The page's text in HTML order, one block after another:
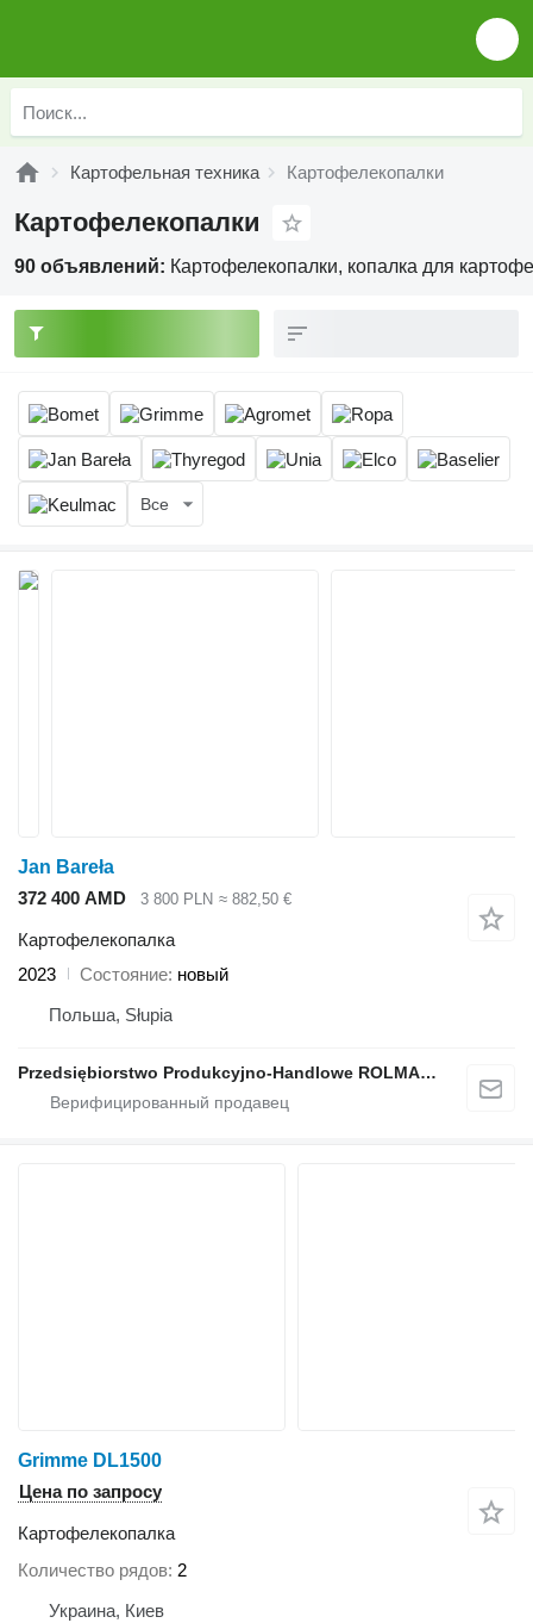
Картофельная техника Картофелекопалки
Картофелекопалки
90 объявлений: Картофелекопалки, копалка для
Все
Jan Bareła
372 400 AMD
3 800 PLN ≈ 882,50 €
Картофелекопалка
2023
Состояние новый
Польша, Słupia
Przedsiębiorstwo Produkcyjno-Handlowe ROLMAPOL Marcin Dziekan
Grimme DL1500
Цена по запросу
Картофелекопалка
Количество рядов 2
Украина, Киев